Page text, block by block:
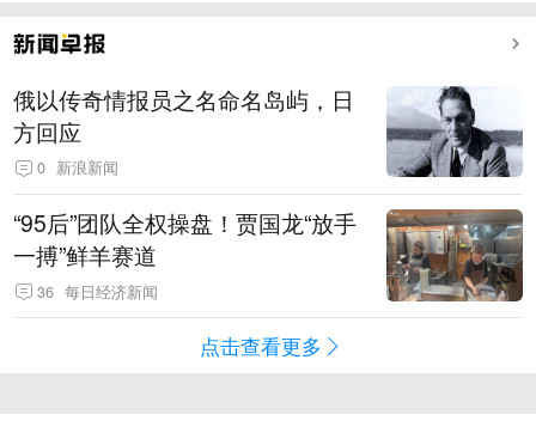
俄以传奇情报员之名命名岛屿，日
方回应
0 新浪新闻
“95后”团队全权操盘！贾国龙“放手
一搏”鲜羊赛道
36 每日经济新闻
点击查看更多